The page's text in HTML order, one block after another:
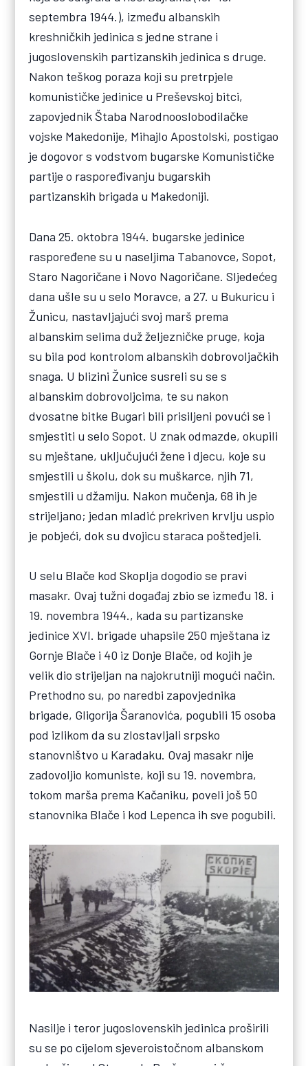
septembra 1944.), između albanskih
kreshničkih jedinica s jedne strane i
jugoslovenskih partizanskih jedinica s druge.
Nakon teškog poraza koji su pretrpjele
komunističke jedinice u Preševskoj bitci,
zapovjednik Štaba Narodnooslobodilačke
vojske Makedonije, Mihajlo Apostolski, postigao
je dogovor s vodstvom bugarske Komunističke
partije o raspoređivanju bugarskih
partizanskih brigada u Makedoniji.
Dana 25. oktobra 1944. bugarske jedinice
raspoređene su u naseljima Tabanovce, Sopot,
Staro Nagoričane i Novo Nagoričane. Sljedećeg
dana ušle su u selo Moravce, a 27. u Bukuricu i
Žunicu, nastavljajući svoj marš prema
albanskim selima duž željezničke pruge, koja
su bila pod kontrolom albanskih dobrovoljačkih
snaga. U blizini Žunice susreli su se s
albanskim dobrovoljcima, te su nakon
dvosatne bitke Bugari bili prisiljeni povući se i
smjestiti u selo Sopot. U znak odmazde, okupili
su mještane, uključujući žene i djecu, koje su
smjestili u školu, dok su muškarce, njih 71,
smjestili u džamiju. Nakon mučenja, 68 ih je
strijeljano; jedan mladić prekriven krvlju uspio
je pobjeći, dok su dvojicu staraca poštedjeli.
U selu Blače kod Skoplja dogodio se pravi
masakr. Ovaj tužni događaj zbio se između 18. i
19. novembra 1944., kada su partizanske
jedinice XVI. brigade uhapsile 250 mještana iz
Gornje Blače i 40 iz Donje Blače, od kojih je
velik dio strijeljan na najokrutniji mogući način.
Prethodno su, po naredbi zapovjednika
brigade, Gligorija Šaranovića, pogubili 15 osoba
pod izlikom da su zlostavljali srpsko
stanovništvo u Karadaku. Ovaj masakr nije
zadovoljio komuniste, koji su 19. novembra,
tokom marša prema Kačaniku, poveli još 50
stanovnika Blače i kod Lepenca ih sve pogubili.
Nasilje i teror jugoslovenskih jedinica proširili
su se po cijelom sjeveroistočnom albanskom